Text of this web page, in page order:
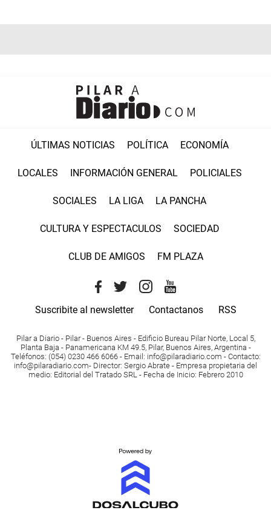
ÚLTIMAS NOTICIAS POLÍTICA ECONOMÍA
LOCALES INFORMACIÓN GENERAL POLICIALES
SOCIALES LA LIGA LA PANCHA
CULTURA Y ESPECTACULOS SOCIEDAD
CLUB DE AMIGOS FM PLAZA
Suscribite al newsletter Contactanos RSS
Pilar a Diario - Pilar - Buenos Aires - Edificio Bureau Pilar Norte, Local 5,
Planta Baja - Panamericana KM 49.5, Pilar, Buenos Aires, Argentina -
Teléfonos: (054) 0230 466 6066 - Email : info@pilaradiario.com - Contacto:
info@pilaradiario.com- Director: Sergio Abrate - Empresa propietaria del
medio: Editorial del Tratado SRL - Fecha de Inicio: Febrero 2010